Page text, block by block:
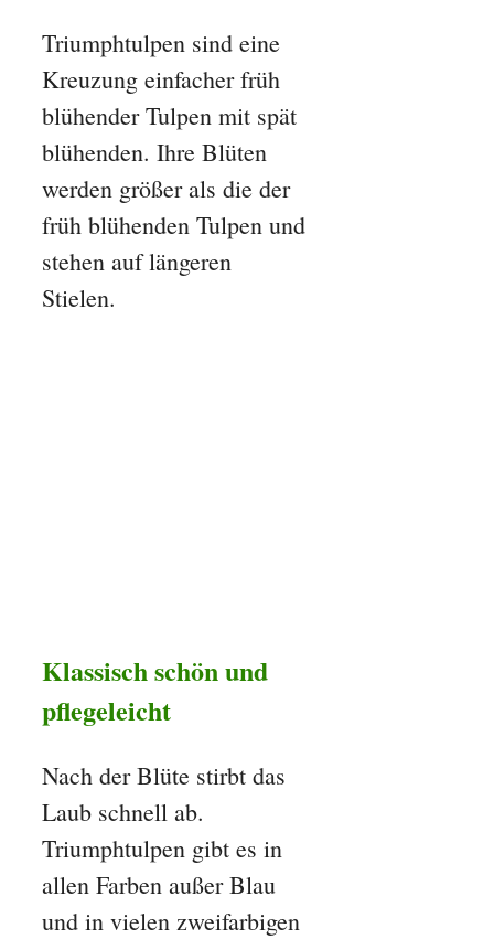
Triumphtulpen sind eine
Kreuzung einfacher früh
blühender Tulpen mit spät
blühenden. Ihre Blüten
werden größer als die der
früh blühenden Tulpen und
stehen auf längeren
Stielen.
Klassisch schön und
pflegeleicht
Nach der Blüte stirbt das
Laub schnell ab.
Triumphtulpen gibt es in
allen Farben außer Blau
und in vielen zweifarbigen